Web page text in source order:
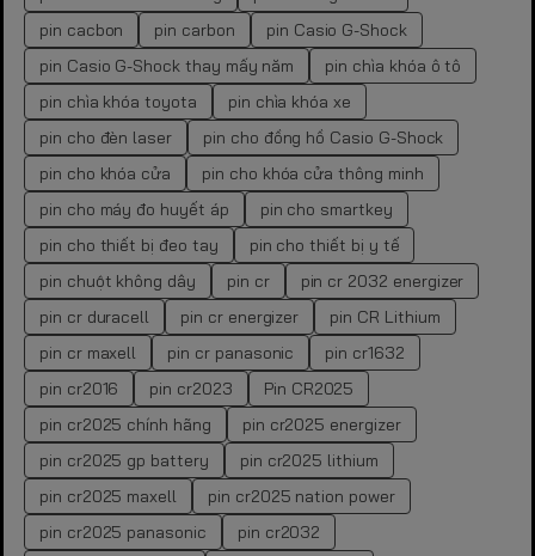
pin cacbon
pin carbon
pin Casio G-Shock
pin Casio G-Shock thay mấy năm
pin chìa khóa ô tô
pin chìa khóa toyota
pin chìa khóa xe
pin cho đèn laser
pin cho đồng hồ Casio G-Shock
pin cho khóa cửa
pin cho khóa cửa thông minh
pin cho máy đo huyết áp
pin cho smartkey
pin cho thiết bị đeo tay
pin cho thiết bị y tế
pin chuột không dây
pin cr
pin cr 2032 energizer
pin cr duracell
pin cr energizer
pin CR Lithium
pin cr maxell
pin cr panasonic
pin cr1632
pin cr2016
pin cr2023
Pin CR2025
pin cr2025 chính hãng
pin cr2025 energizer
pin cr2025 gp battery
pin cr2025 lithium
pin cr2025 maxell
pin cr2025 nation power
pin cr2025 panasonic
pin cr2032